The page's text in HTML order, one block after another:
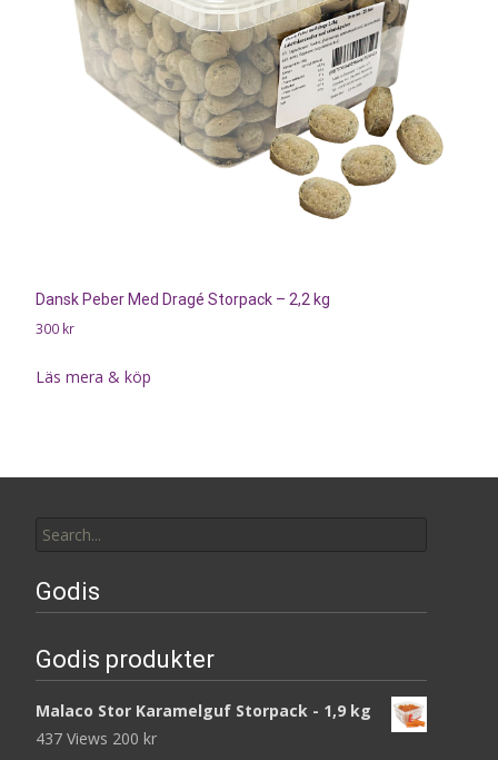
Dansk Peber Med Dragé Storpack – 2,2 kg
300 kr
Läs mera & köp
for:
Godis
Godis produkter
Malaco Stor Karamelguf Storpack - 1,9 kg
437 Views 200 kr